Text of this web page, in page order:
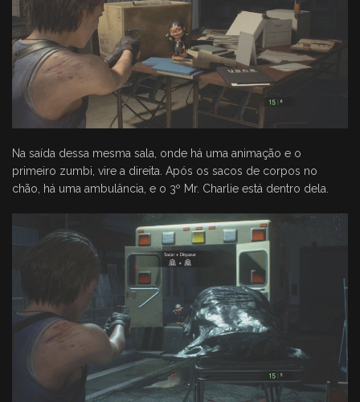
Na saída dessa mesma sala, onde há uma animação e o
primeiro zumbi, vire a direita. Após os sacos de corpos no
chão, há uma ambulância, e o 3º Mr. Charlie está dentro dela.